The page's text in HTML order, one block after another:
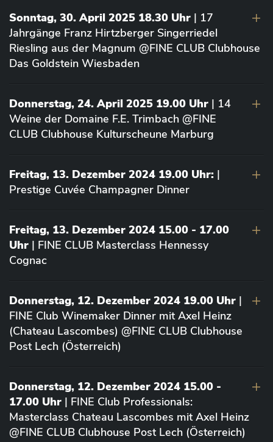
Sonntag, 30. April 2025 18.30 Uhr | 17
Jahrgänge Franz Hirtzberger Singerriedel
Riesling aus der Magnum @FINE CLUB Clubhouse
Das Goldstein Wiesbaden
Donnerstag, 24. April 2025 19.00 Uhr | 14
Weine der Domaine F.E. Trimbach @FINE
CLUB Clubhouse Kulturscheune Marburg
Freitag, 13. Dezember 2024 19.00 Uhr: |
Prestige Cuvée Champagner Dinner
Freitag, 13. Dezember 2024 15.00 - 17.00
Uhr | FINE CLUB Masterclass Hennessy
Cognac
Donnerstag, 12. Dezember 2024 19.00 Uhr |
FINE Club Winemaker Dinner mit Axel Heinz
(Chateau Lascombes) @FINE CLUB Clubhouse
Post Lech (Österreich)
Donnerstag, 12. Dezember 2024 15.00 -
17.00 Uhr | FINE Club Professionals:
Masterclass Chateau Lascombes mit Axel Heinz
@FINE CLUB Clubhouse Post Lech (Österreich)